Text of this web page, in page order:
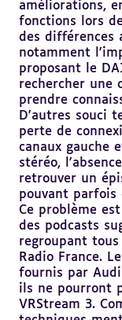
améliorations,
fonctions lors
des différences
notamment
proposant le
rechercher une
prendre
D'autres souci
perte de
canaux gauche
stéréo,
retrouver un
pouvant parfois
Ce problème
des podcasts
regroupant
Radio France.
fournis par
ils ne pourront
VRStream 3.